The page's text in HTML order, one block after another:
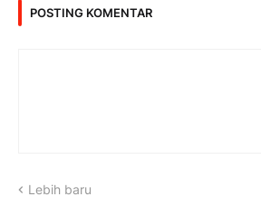
POSTING KOMENTAR
Lebih baru